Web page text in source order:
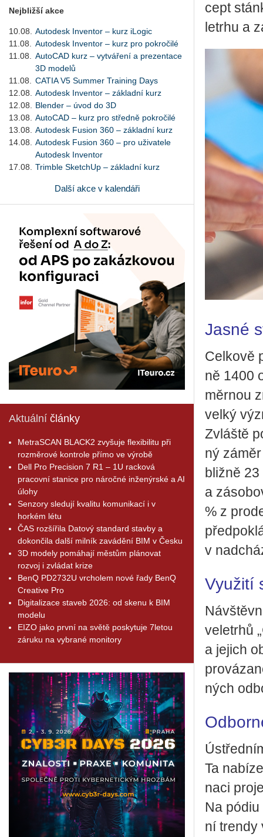
Nejbližší akce
10.08.
Autodesk Inventor – kurz iLogic
11.08.
Autodesk Inventor – kurz pro pokročilé
11.08.
AutoCAD kurz – vytváření a prezentace
3D modelů
11.08.
CATIA V5 Summer Training Days
12.08.
Autodesk Inventor – základní kurz
12.08.
Blender – úvod do 3D
13.08.
AutoCAD – kurz pro středně pokročilé
13.08.
Autodesk Fusion 360 – základní kurz
14.08.
Autodesk Fusion 360 – pro uživatele
Autodesk Inventor
17.08.
Trimble SketchUp – základní kurz
Další akce v kalendáři
Aktuální články
MetraSCAN BLACK2 zvyšuje flexibilitu při
rozměrové kontrole přímo ve výrobě
Dell Pro Precision 7 R1 – 1U racková
pracovní stanice pro náročné inženýrské a AI
úlohy
Senzory sledují kvalitu komunikací i v
horkém létu
ČAS rozšířila Datový standard stavby a
dokončila další milník zavádění BIM v Česku
3D modely pomáhají městům plánovat
rozvoj i zvládat krize
BenQ PD2732U vrcholem nové řady BenQ
Creative Pro
Digitalizace staveb 2026: od skenu k BIM
modelu
EIZO jako první na světě poskytuje 7letou
záruku na vybrané monitory
cept
letr­hu a
Jasné
Cel­ko­vě
ně 1400
měr­nou
velký
Zvláš­tě
ný
bliž­ně
a
% z
v
Využití
ve­letrhů
a je­jich
ných
Ta
na­ci
Na
ní tren­dy